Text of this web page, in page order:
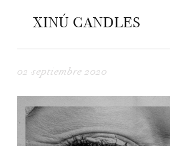
XINÚ CANDLES
02 septiembre 2020